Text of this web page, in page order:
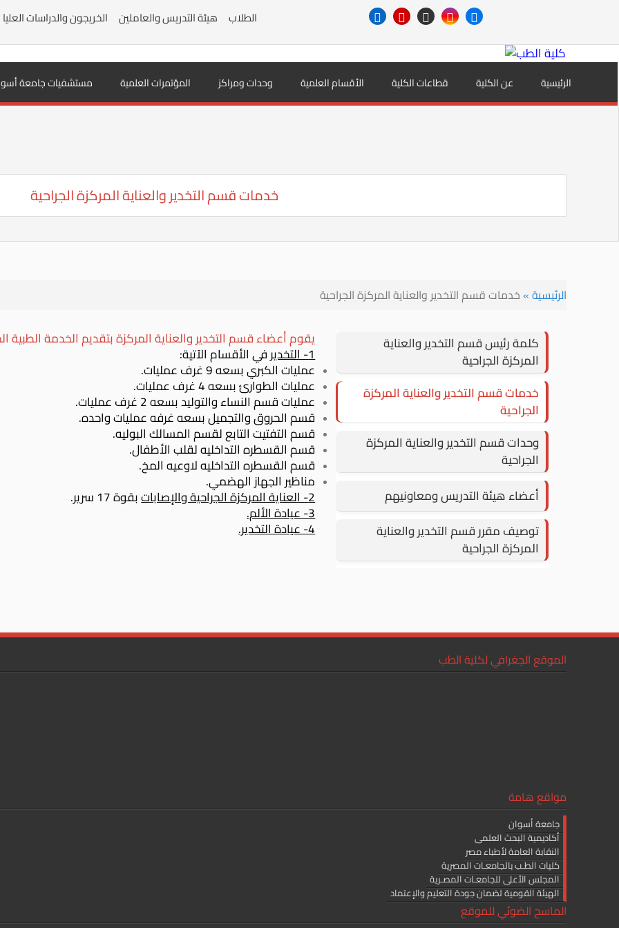
الخريجون والدراسات العليا هيئة التدريس والعاملين الطلاب
مستشفيات جامعة المؤتمرات العلمية وحدات ومراكز الأقسام العلمية قطاعات الكلية عن الكلية الرئيسية
خدمات قسم التخدير والعناية المركزة الجراحية
الرئيسية»خدمات قسم التخدير والعناية المركزة الجراحية
يقوم أعضاء قسم التخدير والعناية المركزة بتقديم الخدمة الطبية
1- التخدير في الأقسام الآتية:
عمليات الكبري بسعه 9 غرف عمليات.
عمليات الطوارئ بسعه 4 غرف عمليات.
عمليات قسم النساء والتوليد بسعه 2 غرف عمليات.
قسم الحروق والتجميل بسعه غرفه عمليات واحده.
قسم التفتيت التابع لقسم المسالك البوليه.
قسم القسطره التداخليه لقلب الأطفال.
قسم القسطره التداخليه لاوعيه المخ.
مناظير الجهاز الهضمي.
2- العناية المركزة الجراحية والإصابات بقوة 17 سرير.
3- عيادة الألم.
4- عيادة التخدير.
كلمة رئيس قسم التخدير والعناية
المركزة الجراحية
خدمات قسم التخدير والعناية المركزة
الجراحية
وحدات قسم التخدير والعناية المركزة
الجراحية
أعضاء هيئة التدريس ومعاونيهم
توصيف مقرر قسم التخدير والعناية
المركزة الجراحية
الموقع الجغرافي لكلية الطب
مواقع هامة
جامعة أسوان
أكاديمية البحث العلمى
النقابة العامة لأطباء مصر
كليات الطـب بالجامعـات المصرية
المجلس الأعلى للجامعـات المصـرية
الهيئة القومية لضمان جودة التعليم والإعتماد
الماسح الضوئي للموقع